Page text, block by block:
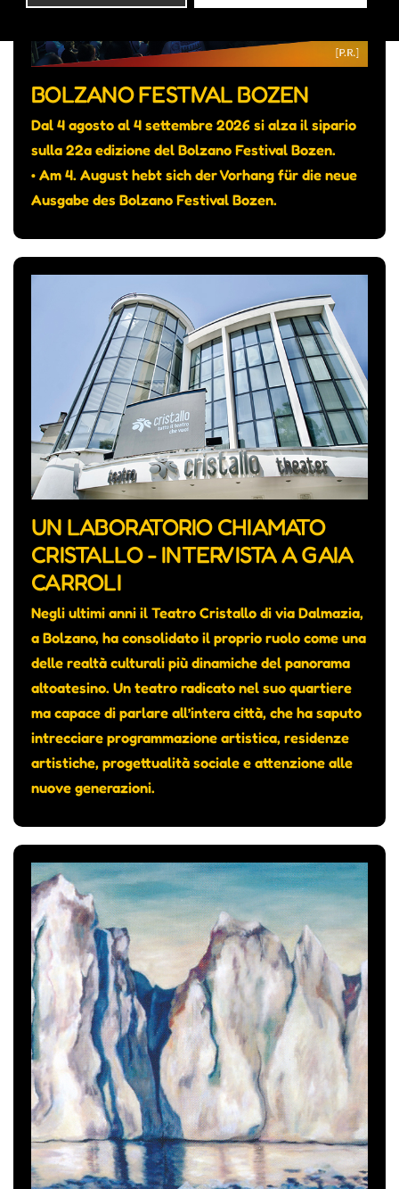
BOLZANO FESTIVAL BOZEN
Dal 4 agosto al 4 settembre 2026 si alza il sipario
sulla 22a edizione del Bolzano Festival Bozen.
• Am 4. August hebt sich der Vorhang für die neue
Ausgabe des Bolzano Festival Bozen.
UN LABORATORIO CHIAMATO
CRISTALLO - INTERVISTA A GAIA
CARROLI
Negli ultimi anni il Teatro Cristallo di via Dalmazia,
a Bolzano, ha consolidato il proprio ruolo come una
delle realtà culturali più dinamiche del panorama
altoatesino. Un teatro radicato nel suo quartiere
ma capace di parlare all’intera città, che ha saputo
intrecciare programmazione artistica, residenze
artistiche, progettualità sociale e attenzione alle
nuove generazioni.